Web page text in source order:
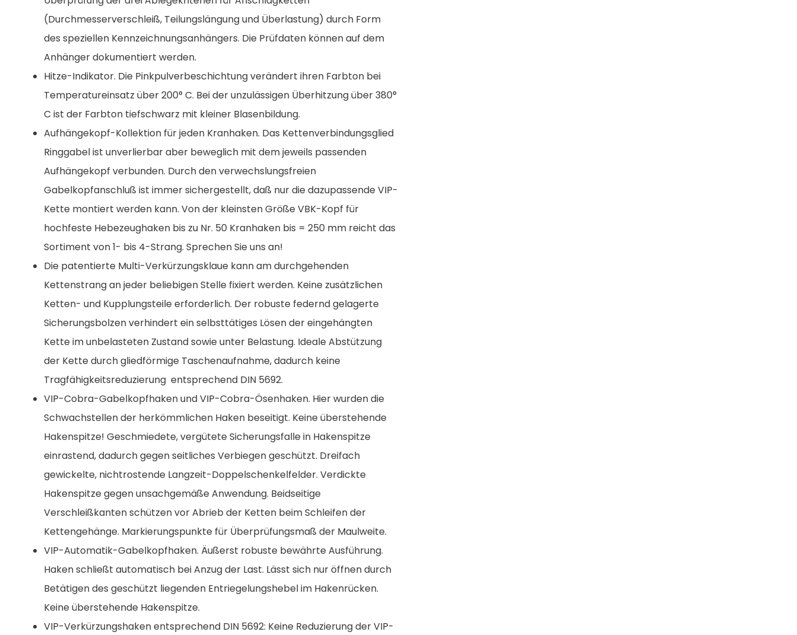
(Durchmesserverschleiß, Teilungslängung und Überlastung) durch Form
des speziellen Kennzeichnungsanhängers. Die Prüfdaten können auf dem
Anhänger dokumentiert werden.
Hitze-Indikator. Die Pinkpulverbeschichtung verändert ihren Farbton bei
Temperatureinsatz über 200° C. Bei der unzulässigen Überhitzung über 380°
C ist der Farbton tiefschwarz mit kleiner Blasenbildung.
Aufhängekopf-Kollektion für jeden Kranhaken. Das Kettenverbindungsglied
Ringgabel ist unverlierbar aber beweglich mit dem jeweils passenden
Aufhängekopf verbunden. Durch den verwechslungsfreien
Gabelkopfanschluß ist immer sichergestellt, daß nur die dazupassende VIP-
Kette montiert werden kann. Von der kleinsten Größe VBK-Kopf für
hochfeste Hebezeughaken bis zu Nr. 50 Kranhaken bis = 250 mm reicht das
Sortiment von 1- bis 4-Strang. Sprechen Sie uns an!
Die patentierte Multi-Verkürzungsklaue kann am durchgehenden
Kettenstrang an jeder beliebigen Stelle fixiert werden. Keine zusätzlichen
Ketten- und Kupplungsteile erforderlich. Der robuste federnd gelagerte
Sicherungsbolzen verhindert ein selbsttätiges Lösen der eingehängten
Kette im unbelasteten Zustand sowie unter Belastung. Ideale Abstützung
der Kette durch gliedförmige Taschenaufnahme, dadurch keine
Tragfähigkeitsreduzierung entsprechend DIN 5692.
VIP-Cobra-Gabelkopfhaken und VIP-Cobra-Ösenhaken. Hier wurden die
Schwachstellen der herkömmlichen Haken beseitigt. Keine überstehende
Hakenspitze! Geschmiedete, vergütete Sicherungsfalle in Hakenspitze
einrastend, dadurch gegen seitliches Verbiegen geschützt. Dreifach
gewickelte, nichtrostende Langzeit-Doppelschenkelfelder. Verdickte
Hakenspitze gegen unsachgemäße Anwendung. Beidseitige
Verschleißkanten schützen vor Abrieb der Ketten beim Schleifen der
Kettengehänge. Markierungspunkte für Überprüfungsmaß der Maulweite.
VIP-Automatik-Gabelkopfhaken. Äußerst robuste bewährte Ausführung.
Haken schließt automatisch bei Anzug der Last. Lässt sich nur öffnen durch
Betätigen des geschützt liegenden Entriegelungshebel im Hakenrücken.
Keine überstehende Hakenspitze.
VIP-Verkürzungshaken entsprechend DIN 5692: Keine Reduzierung der VIP-